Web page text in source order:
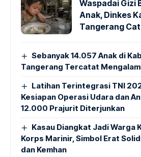
Waspadai Gizi
Anak, Dinkes
Tangerang
Sebanyak 14.057 Anak di
Tangerang Tercatat
Latihan Terintegrasi TNI
Kesiapan Operasi Udara dan
12.000 Prajurit Diterjunkan
Kasau Diangkat Jadi Warga
Korps Marinir, Simbol Erat
dan Kemhan